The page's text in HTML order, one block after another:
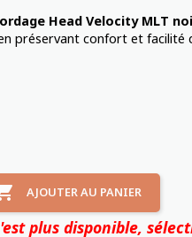
Head Velocity MLT
préservant confort et facilité
AJOUTER AU PANIER
plus disponible,